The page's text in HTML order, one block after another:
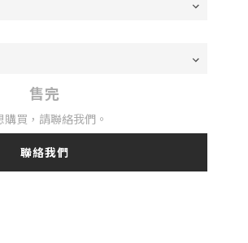
售完
購買，請聯絡我們。
聯絡我們